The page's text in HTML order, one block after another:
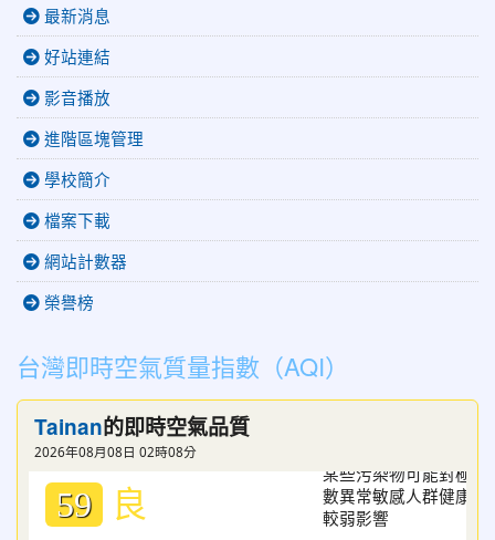
最新消息
好站連結
影音播放
進階區塊管理
學校簡介
檔案下載
網站計數器
榮譽榜
台灣即時空氣質量指數（AQI）
Tainan的即時空氣品質
2026年08月08日 02時08分
59 良